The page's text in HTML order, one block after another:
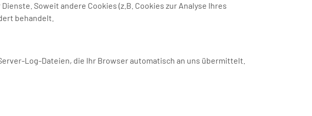
Soweit andere Cookies (z.B. Cookies zur Analyse Ihres
behandelt.
Log-Dateien, die Ihr Browser automatisch an uns übermittelt.